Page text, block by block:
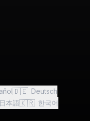
🇩🇪 Deutsch
日本語🇰🇷 한국어